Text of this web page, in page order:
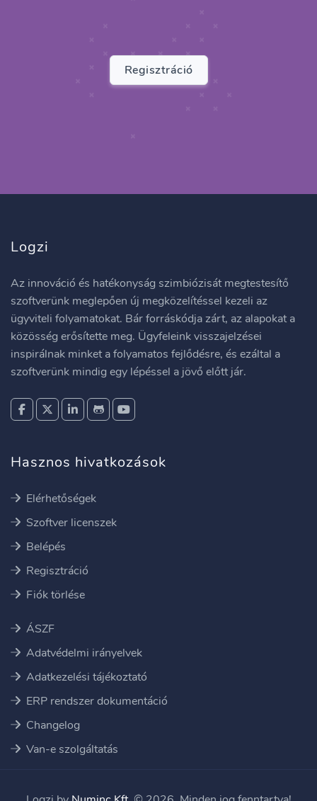
Regisztráció
Logzi
Az innováció és hatékonyság szimbiózisát megtestesítő
szoftverünk meglepően új megközelítéssel kezeli az
ügyviteli folyamatokat. Bár forráskódja zárt, az alapokat a
közösség erősítette meg. Ügyfeleink visszajelzései
inspirálnak minket a folyamatos fejlődésre, és ezáltal a
szoftverünk mindig egy lépéssel a jövő előtt jár.
Hasznos hivatkozások
Elérhetőségek
Szoftver licenszek
Belépés
Regisztráció
Fiók törlése
ÁSZF
Adatvédelmi irányelvek
Adatkezelési tájékoztató
ERP rendszer dokumentáció
Changelog
Van-e szolgáltatás